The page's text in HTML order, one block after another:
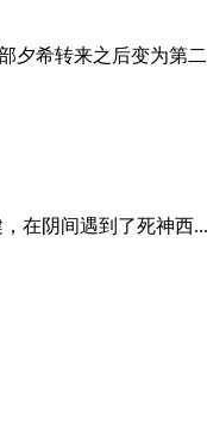
夕希转来之后变为第
在阴间遇到了死神西...